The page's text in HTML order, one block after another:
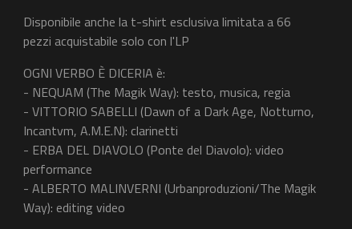
Disponibile anche la t-shirt esclusiva limitata a 66
pezzi acquistabile solo con l'LP
OGNI VERBO È DICERIA è:
- NEQUAM (The Magik Way): testo, musica, regia
- VITTORIO SABELLI (Dawn of a Dark Age, Notturno,
Incantvm, A.M.E.N): clarinetti
- ERBA DEL DIAVOLO (Ponte del Diavolo): video
performance
- ALBERTO MALINVERNI (Urbanproduzioni/The Magik
Way): editing video